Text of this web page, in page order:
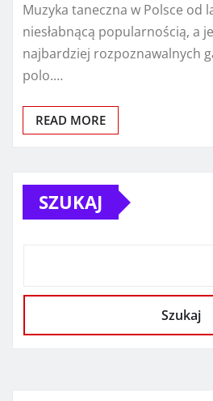
Muzyka taneczna w Polsce od
niesłabnącą popularnością, a
najbardziej rozpoznawalnych
polo.…
READ MORE
SZUKAJ
Szukaj